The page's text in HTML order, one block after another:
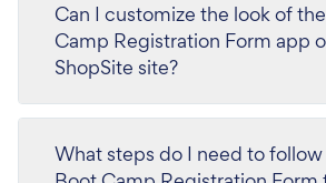
Can I customize the look of
Camp Registration Form app
ShopSite site?
What steps do I need to